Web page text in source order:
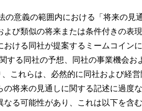
意義の範囲内における「将来の見
び類似の将来または条件付きの表
ける同社が提案するミームコイン
る同社の予想、同社の事業機会
これらは、必然的に同社および経
将来の見通しに関する記述に過度
る可能性があり、これは以下を含